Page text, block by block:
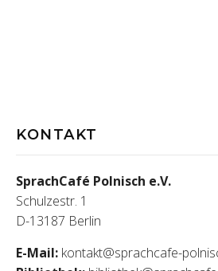
KONTAKT
SprachCafé Polnisch e.V.
Schulzestr. 1
D-13187 Berlin
E-Mail: kontakt@sprachcafe-